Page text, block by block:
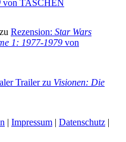
von TASCHEN
zu Rezension: Star Wars
1: 1977-1979 von
Trailer zu Visionen: Die
| Impressum | Datenschutz |